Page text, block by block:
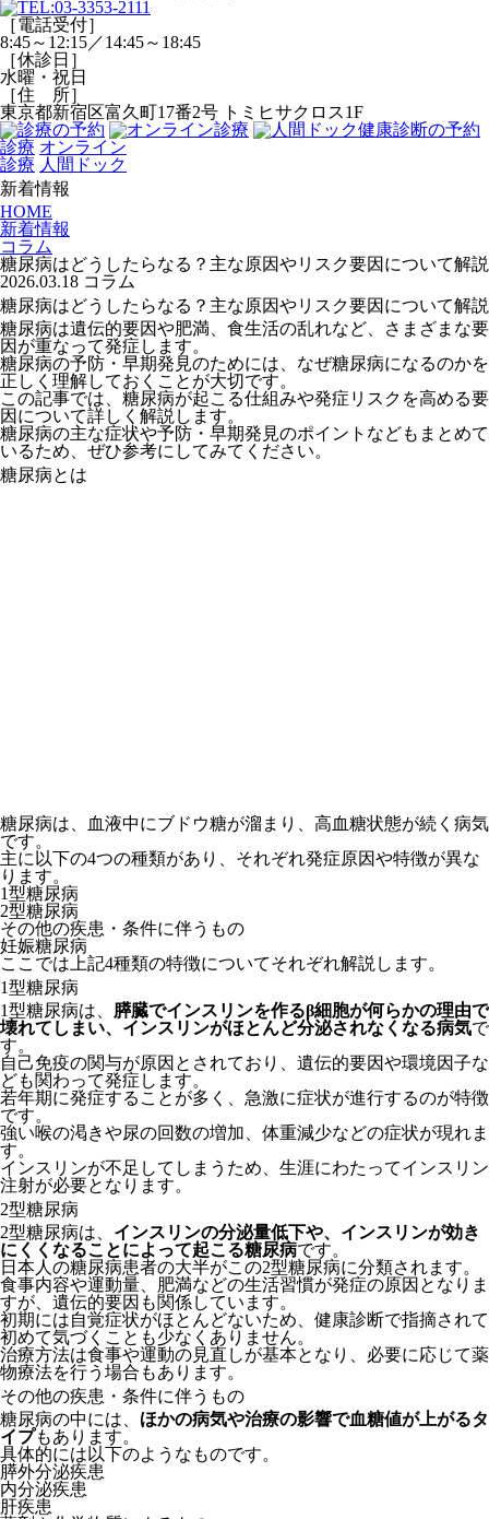
［電話受付］
8:45～12:15／14:45～18:45
［休診日］
水曜・祝日
［住 所］
東京都新宿区富久町17番2号 トミヒサクロス1F
診療 オンライン
診療 人間ドック
新着情報
HOME
新着情報
コラム
糖尿病はどうしたらなる？主な原因やリスク要因について解説
2026.03.18 コラム
糖尿病はどうしたらなる？主な原因やリスク要因について解説
糖尿病は遺伝的要因や肥満、食生活の乱れなど、さまざまな要
因が重なって発症します。
糖尿病の予防・早期発見のためには、なぜ糖尿病になるのかを
正しく理解しておくことが大切です。
この記事では、糖尿病が起こる仕組みや発症リスクを高める要
因について詳しく解説します。
糖尿病の主な症状や予防・早期発見のポイントなどもまとめて
いるため、ぜひ参考にしてみてください。
糖尿病とは
糖尿病は、血液中にブドウ糖が溜まり、高血糖状態が続く病気
です。
主に以下の4つの種類があり、それぞれ発症原因や特徴が異な
ります。
1型糖尿病
2型糖尿病
その他の疾患・条件に伴うもの
妊娠糖尿病
ここでは上記4種類の特徴についてそれぞれ解説します。
1型糖尿病
1型糖尿病は、 膵臓でインスリンを作るβ細胞が何らかの理由で
壊れてしまい、インスリンがほとんど分泌されなくなる病気で
す。
自己免疫の関与が原因とされており、遺伝的要因や環境因子な
ども関わって発症します。
若年期に発症することが多く、急激に症状が進行するのが特徴
です。
強い喉の渇きや尿の回数の増加、体重減少などの症状が現れま
す。
インスリンが不足してしまうため、生涯にわたってインスリン
注射が必要となります。
2型糖尿病
2型糖尿病は、 インスリンの分泌量低下や、インスリンが効き
にくくなることによって起こる糖尿病です。
日本人の糖尿病患者の大半がこの2型糖尿病に分類されます。
食事内容や運動量、肥満などの生活習慣が発症の原因となりま
すが、遺伝的要因も関係しています。
初期には自覚症状がほとんどないため、健康診断で指摘されて
初めて気づくことも少なくありません。
治療方法は食事や運動の見直しが基本となり、必要に応じて薬
物療法を行う場合もあります。
その他の疾患・条件に伴うもの
糖尿病の中には、 ほかの病気や治療の影響で血糖値が上がるタ
イプもあります。
具体的には以下のようなものです。
膵外分泌疾患
内分泌疾患
肝疾患